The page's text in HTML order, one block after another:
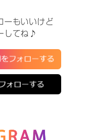
ーもいいけど
してね♪